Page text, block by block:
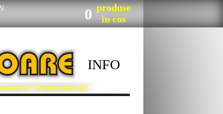
0 produse
in cos
INFO
Contactati-ne!